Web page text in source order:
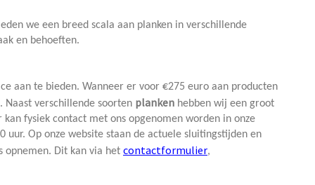
we een breed scala aan planken in verschillende
en behoeften.
aan te bieden. Wanneer er voor €275 euro aan producten
Naast verschillende soorten planken hebben wij een groot
fysiek contact met ons opgenomen worden in onze
uur. Op onze website staan de actuele sluitingstijden en
opnemen. Dit kan via het contactformulier,